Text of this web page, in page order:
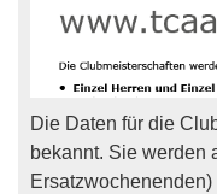
Die Daten für die
bekannt. Sie werden